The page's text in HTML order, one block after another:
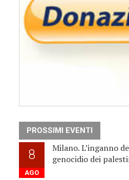
PROSSIMI EVENTI
8
AGO
Milano. L’inganno
genocidio dei